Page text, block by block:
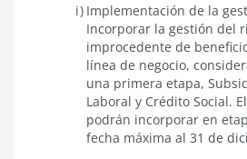
Implementación de la
Incorporar la gestión del
improcedente de
línea de negocio,
una primera etapa,
Laboral y Crédito Social.
podrán incorporar en
fecha máxima al 31 de